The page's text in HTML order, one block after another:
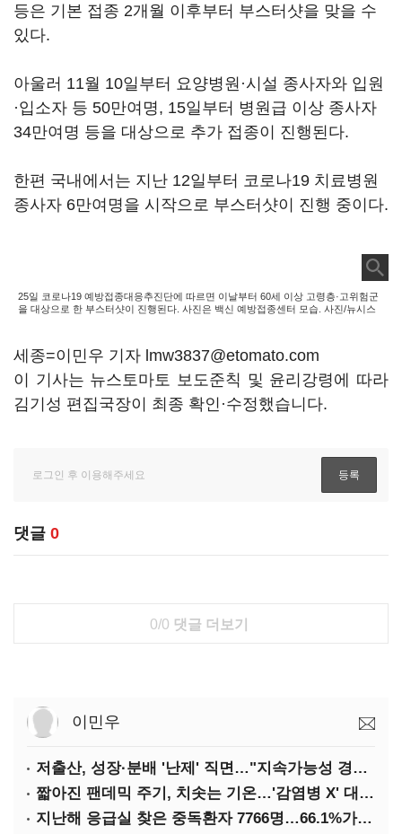
등은 기본 접종 2개월 이후부터 부스터샷을 맞을 수
있다.
아울러 11월 10일부터 요양병원·시설 종사자와 입원
·입소자 등 50만여명, 15일부터 병원급 이상 종사자
34만여명 등을 대상으로 추가 접종이 진행된다.
한편 국내에서는 지난 12일부터 코로나19 치료병원
종사자 6만여명을 시작으로 부스터샷이 진행 중이다.
25일 코로나19 예방접종대응추진단에 따르면 이날부터 60세 이상 고령층·고위험군
을 대상으로 한 부스터샷이 진행된다. 사진은 백신 예방접종센터 모습. 사진/뉴시스
세종=이민우 기자 lmw3837@etomato.com
이 기사는 뉴스토마토 보도준칙 및 윤리강령에 따라
김기성 편집국장이 최종 확인·수정했습니다.
댓글 0
0/0 댓글 더보기
이민우
저출산, 성장·분배 '난제' 직면…"지속가능성 경고등"
짧아진 팬데믹 주기, 치솟는 기온…'감염병 X' 대비해야
지난해 응급실 찾은 중독환자 7766명…66.1%가 '의도적 중독'